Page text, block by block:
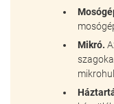
Mikró.